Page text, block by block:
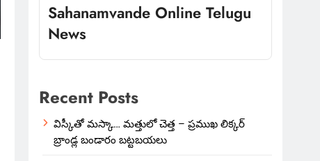
Sahanamvande Online Telugu
News
Recent Posts
విస్కీతో మస్కా… మత్తులో చెత్త – ప్రముఖ లిక్కర్
బ్రాండ్ల బండారం బట్టబయలు